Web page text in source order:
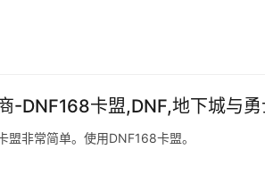
-DNF168卡盟,DNF,地下城与
非常简单。使用DNF168卡盟。